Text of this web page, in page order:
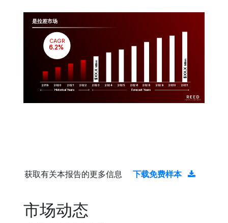
是拉差市场
2019 2020 2021 2022 2023 2024 2025 2026 2028 2029 2030 2031
$XX.X
Million
$XX.X
Million
CAGR
6.2%
Historical Years Forecast Years
获取有关本报告的更多信息 下载免费样本
市场动态